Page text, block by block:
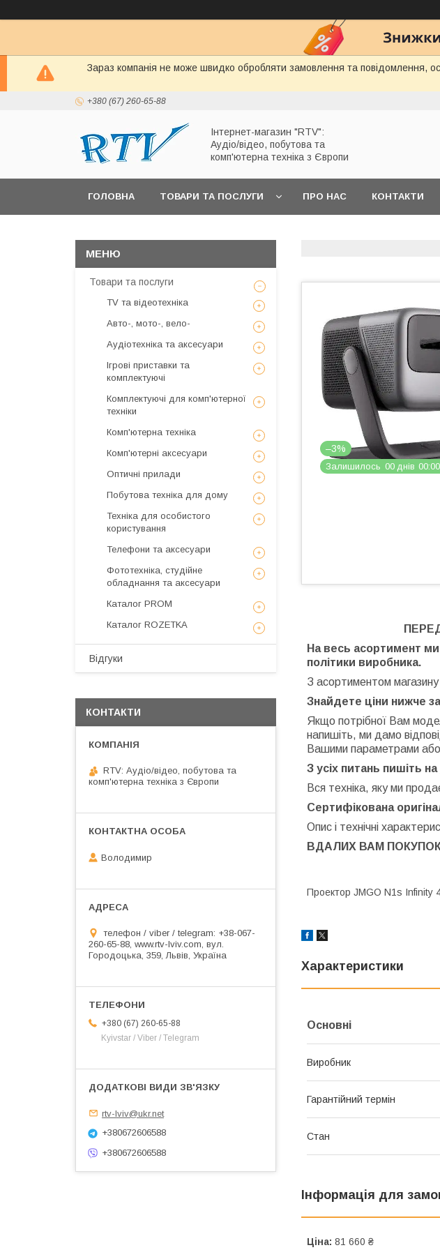
Зараз компанія не може швидко обробляти замовлення та повідомлення,
+380 (67) 260-65-88
Інтернет-магазин "RTV":
Аудіо/відео, побутова та
комп'ютерна техніка з Європи
ГОЛОВНА ТОВАРИ ТА ПОСЛУГИ ПРО НАС КОНТАКТИ
–3%
Залишилось 00 днів 00 00
На весь асортимент ми
політики виробника.
З асортиментом
Знайдете ціни нижче
Якщо потрібної Вам
напишіть, ми дамо
Вашими параметрами
З усіх питань пишіть на
Вся техніка, яку ми
Сертифікована
Опис і технічні
ВДАЛИХ ВАМ
Проектор JMGO N1s Infinity
Характеристики
Основні
Виробник
Гарантійний термін
Стан
Інформація для
Ціна: 81 660 ₴
Товари та послуги
TV та відеотехніка
Авто-, мото-, вело-
Аудіотехніка та аксесуари
Ігрові приставки та
комплектуючі
Комплектуючі для комп'ютерної
техніки
Комп'ютерна техніка
Комп'ютерні аксесуари
Оптичні прилади
Побутова техніка для дому
Техніка для особистого
користування
Телефони та аксесуари
Фототехніка, студійне
обладнання та аксесуари
Каталог PROM
Каталог ROZETKA
Відгуки
КОНТАКТИ
RTV: Аудіо/відео, побутова та
комп'ютерна техніка з Європи
Володимир
телефон / viber / telegram: +38-067-
260-65-88, www.rtv-lviv.com, вул.
Городоцька, 359, Львів, Україна
+380 (67) 260-65-88
Kyivstar / Viber / Telegram
rtv-lviv@ukr.net
+380672606588
+380672606588